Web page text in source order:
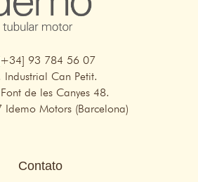
93 784 56 07
Industrial Can Petit.
de les Canyes 48.
Motors (Barcelona)
Contato